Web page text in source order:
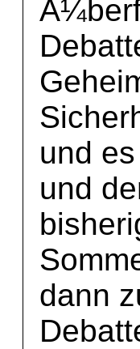
und
und
dann